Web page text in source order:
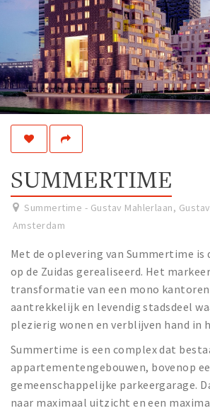
Restaurants
Bars
Hotels
Shops
Live
Work
Travel
Sports & leisure
Columns
Interviews
Hello Zuidas Articles
About Hello Zuidas
Programme
Membership
SUMMERTIME
Summertime - Gustav Mahlerlaan,
Amsterdam
Met de oplevering van Summertime is
op de Zuidas gerealiseerd. Het
transformatie van een mono
aantrekkelijk en levendig stadsdeel
plezierig wonen en verblijven hand in
Summertime is een complex dat
appartementengebouwen, bovenop
gemeenschappelijke parkeergarage.
naar maximaal uitzicht en een